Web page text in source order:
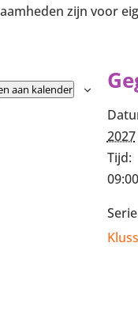
zijn voor
aan kalender
2027
Tijd: